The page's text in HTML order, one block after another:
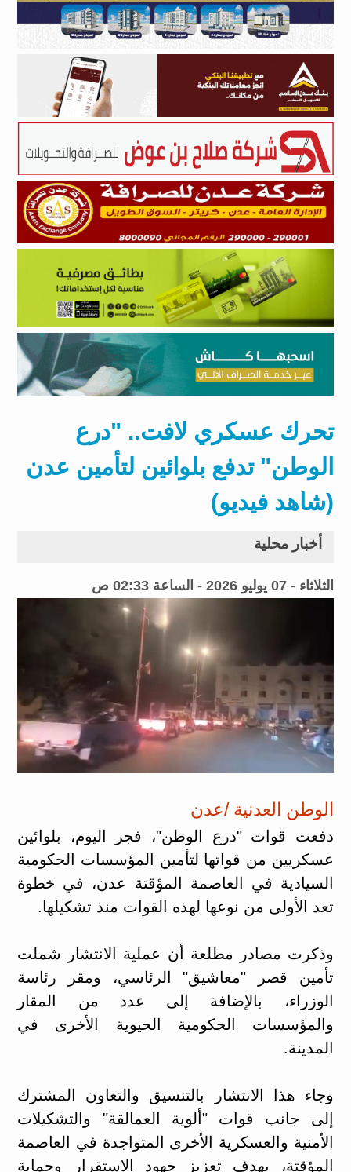
​تحرك عسكري لافت.. "درع
الوطن" تدفع بلوائين لتأمين عدن
(شاهد فيديو)
أخبار محلية
الثلاثاء - 07 يوليو 2026 - الساعة 02:33 ص
الوطن العدنية /عدن
دفعت قوات "درع الوطن"، فجر اليوم، بلوائين
عسكريين من قواتها لتأمين المؤسسات الحكومية
السيادية في العاصمة المؤقتة عدن، في خطوة
تعد الأولى من نوعها لهذه القوات منذ تشكيلها.
​وذكرت مصادر مطلعة أن عملية الانتشار شملت
تأمين قصر "معاشيق" الرئاسي، ومقر رئاسة
الوزراء، بالإضافة إلى عدد من المقار
والمؤسسات الحكومية الحيوية الأخرى في
المدينة.
​وجاء هذا الانتشار بالتنسيق والتعاون المشترك
إلى جانب قوات "ألوية العمالقة" والتشكيلات
الأمنية والعسكرية الأخرى المتواجدة في العاصمة
المؤقتة، بهدف تعزيز جهود الاستقرار وحماية